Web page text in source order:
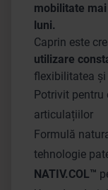
mobilitate
luni.
Caprin este
utilizare
flexibilitatea
Potrivit pentru
articulațiilor
Formulă
tehnologie
NATIV.COL™